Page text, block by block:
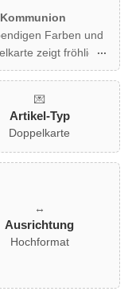
Kommunion
Farben und
zeigt fröhliche
Blumen, die
Mit hochwertiger
ist sie ideal für
übermitteln
ist im
jede Kinderfeier zur
💌
Artikel-Typ
Doppelkarte
↔️
Ausrichtung
Hochformat